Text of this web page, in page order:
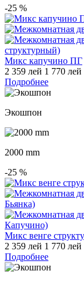
-25 %
Микс капучино ПГ
2 359 лей 1 770 лей
Подробнее
Экошпон
2000 mm
-25 %
Микс венге
2 359 лей 1 770 лей
Подробнее